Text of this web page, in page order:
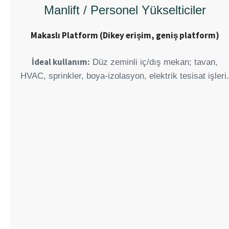
Manlift / Personel Yükselticiler
Makaslı Platform (Dikey erişim, geniş platform)
İdeal kullanım: Düz zeminli iç/dış mekan; tavan,
HVAC, sprinkler, boya-izolasyon, elektrik tesisat işleri.